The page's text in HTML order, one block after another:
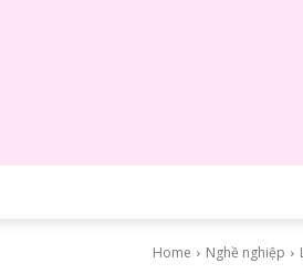
Home Nghề nghiệp